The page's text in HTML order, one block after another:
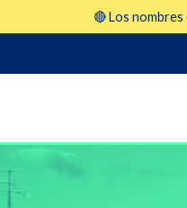
🔴 Los nombres